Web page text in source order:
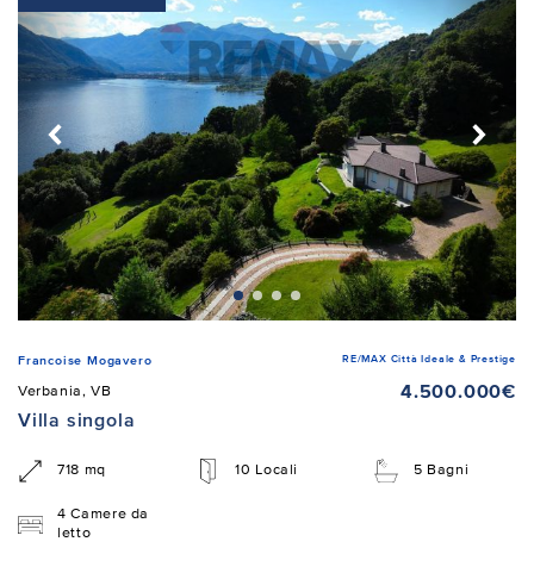
Francoise Mogavero RE/MAX Città Ideale & Prestige
Verbania, VB
4.500.000€
Villa singola
718 mq 10 Locali 5 Bagni
4 Camere da
letto